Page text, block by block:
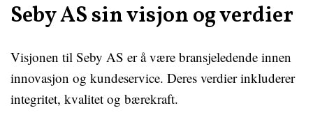
Seby AS sin visjon og verdier
Visjonen til Seby AS er å være bransjeledende innen
innovasjon og kundeservice. Deres verdier inkluderer
integritet, kvalitet og bærekraft.